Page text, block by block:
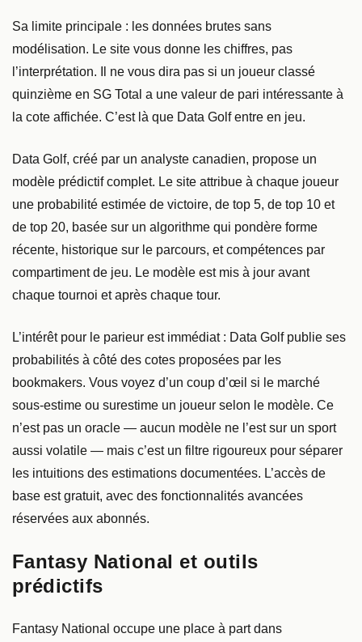
Sa limite principale : les données brutes sans
modélisation. Le site vous donne les chiffres, pas
l’interprétation. Il ne vous dira pas si un joueur classé
quinzième en SG Total a une valeur de pari intéressante à
la cote affichée. C’est là que Data Golf entre en jeu.
Data Golf, créé par un analyste canadien, propose un
modèle prédictif complet. Le site attribue à chaque joueur
une probabilité estimée de victoire, de top 5, de top 10 et
de top 20, basée sur un algorithme qui pondère forme
récente, historique sur le parcours, et compétences par
compartiment de jeu. Le modèle est mis à jour avant
chaque tournoi et après chaque tour.
L’intérêt pour le parieur est immédiat : Data Golf publie ses
probabilités à côté des cotes proposées par les
bookmakers. Vous voyez d’un coup d’œil si le marché
sous-estime ou surestime un joueur selon le modèle. Ce
n’est pas un oracle — aucun modèle ne l’est sur un sport
aussi volatile — mais c’est un filtre rigoureux pour séparer
les intuitions des estimations documentées. L’accès de
base est gratuit, avec des fonctionnalités avancées
réservées aux abonnés.
Fantasy National et outils
prédictifs
Fantasy National occupe une place à part dans